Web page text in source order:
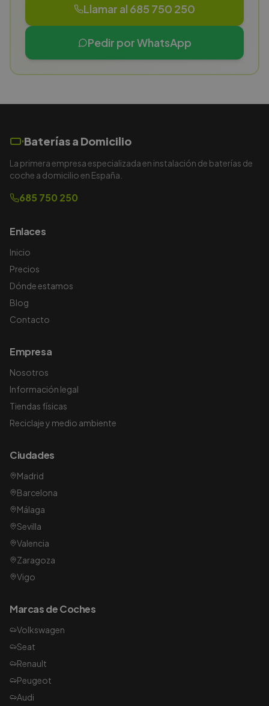
Llamar al 685 750 250
Pedir por WhatsApp
Baterías a Domicilio
La primera empresa especializada en instalación de baterías de
coche a domicilio en España.
685 750 250
Enlaces
Inicio
Precios
Dónde estamos
Blog
Contacto
Empresa
Nosotros
Información legal
Tiendas físicas
Reciclaje y medio ambiente
Ciudades
Madrid
Barcelona
Málaga
Sevilla
Valencia
Zaragoza
Vigo
Marcas de Coches
Volkswagen
Seat
Renault
Peugeot
Audi